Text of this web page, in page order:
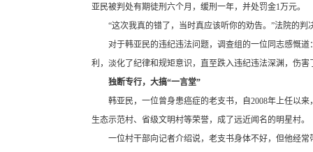
亚民被判处有期徒刑六个月，缓刑一年，并处罚金1万元。
“这次我真的错了，当时真应该听你的劝告。”法院的
对于韩亚民的违纪违法问题，调查组的一位同志感慨
利，淡化了纪律和规矩意识，直至跌入违纪违法深渊，伤
独断专行，大搞“一言堂”
韩亚民，一位曾身患癌症的老支书，自2008年上任以
生态示范村、省级文明村等荣誉，成了远近闻名的明星村。
一位村干部向记者介绍说，老支书身体不好，但他经